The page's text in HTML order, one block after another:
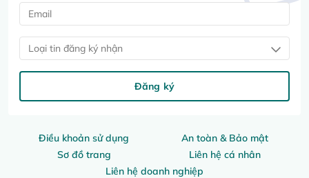
Điều khoản sử dụng
An toàn & Bảo mật
Sơ đồ trang
Liên hệ cá nhân
Liên hệ doanh nghiệp
Loại tin đăng ký nhận
Đăng ký